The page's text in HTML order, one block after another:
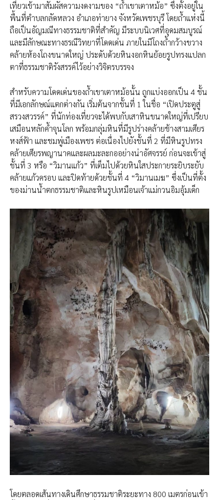
เที่ยวเข้ามาสัมผัสความงดงามของ “ถ้ำเขาเตาหม้อ” ซึ่งตั้งอยู่ใน
พื้นที่ตำบลกลัดหลวง อำเภอท่ายาง จังหวัดเพชรบุรี โดยถ้ำแห่งนี้
ถือเป็นอัญมณีทางธรรมชาติที่สำคัญ มีระบบนิเวศที่อุดมสมบูรณ์
และมีลักษณะทางธรณีวิทยาที่โดดเด่น ภายในมีโถงถ้ำกว้างขวาง
คล้ายห้องโถงขนาดใหญ่ ประดับด้วยหินงอกหินย้อยรูปทรงแปลก
ตาที่ธรรมชาติรังสรรค์ไว้อย่างวิจิตรบรรจง
สำหรับความโดดเด่นของถ้ำเขาเตาหม้อนั้น ถูกแบ่งออกเป็น 4 ชั้น
ที่มีเอกลักษณ์แตกต่างกัน เริ่มต้นจากชั้นที่ 1 ในชื่อ “เปิดประตูสู่
สรวงสวรรค์” ที่นักท่องเที่ยวจะได้พบกับเสาหินขนาดใหญ่ที่เปรียบ
เสมือนหลักค้ำจุนโลก พร้อมกลุ่มหินที่มีรูปร่างคล้ายช้างสามเศียร
หงส์ฟ้า และชมพู่เมืองเพชร ต่อเนื่องไปยังชั้นที่ 2 ที่มีหินรูปทรง
คล้ายเศียรพญานาคและผลมะละกออย่างน่าอัศจรรย์ ก่อนจะเข้าสู่
ชั้นที่ 3 หรือ “วิมานแก้ว” ที่เต็มไปด้วยหินใสประกายระยิบระยับ
คล้ายแก้วครอบ และปิดท้ายด้วยชั้นที่ 4 “วิมานเมฆ” ซึ่งเป็นที่ตั้ง
ของม่านน้ำตกธรรมชาติและหินรูปเหมือนเจ้าแม่กวนอิมอุ้มเด็ก
โดยตลอดเส้นทางเดินศึกษาธรรมชาติระยะทาง 800 เมตรก่อนเข้า